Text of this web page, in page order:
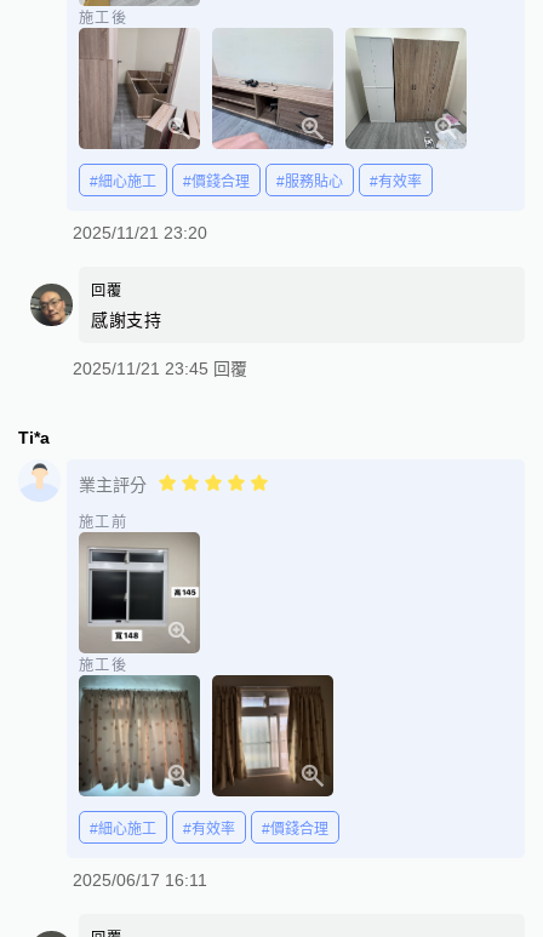
施工後
#細心施工 #價錢合理 #服務貼心 #有效率
2025/11/21 23:20
回覆
感謝支持
2025/11/21 23:45 回覆
Ti*a
業主評分
施工前
施工後
#細心施工 #有效率 #價錢合理
2025/06/17 16:11